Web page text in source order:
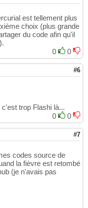
est tellement plus
choix (plus grande
du code afin qu'il
0
0
#6
trop Flashi là...
0
0
#7
codes source de
la fièvre est retombé
(je n'avais pas